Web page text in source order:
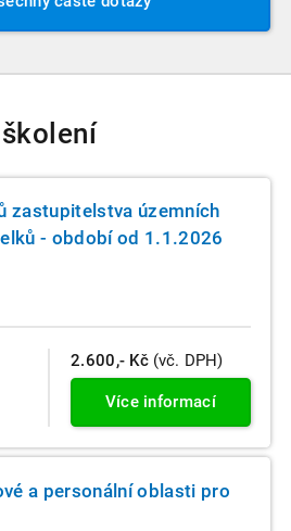
zneplatněn. Vždy nás můžete
a situaci spolu prověříme.
zastupitelstva územních
- období od 1.1.2026
2.600,- Kč (vč. DPH)
Více informací
a personální oblasti pro